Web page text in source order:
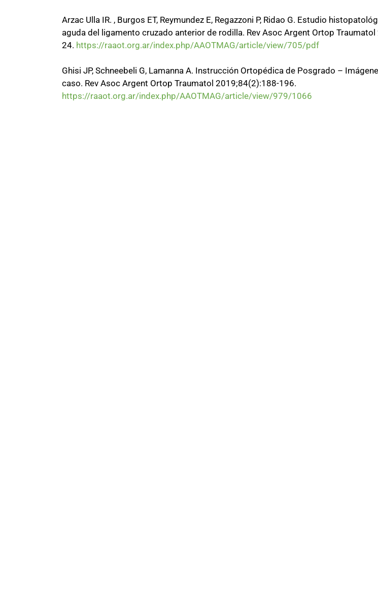
Arzac Ulla IR. , Burgos ET, Reymundez E, Regazzoni P, Ridao G. Estudio
aguda del ligamento cruzado anterior de rodilla. Rev Asoc Argent Ortop
24. https://raaot.org.ar/index.php/AAOTMAG/article/view/705/pdf
Ghisi JP, Schneebeli G, Lamanna A. Instrucción Ortopédica de Posgrado –
caso. Rev Asoc Argent Ortop Traumatol 2019;84(2):188-196.
https://raaot.org.ar/index.php/AAOTMAG/article/view/979/1066